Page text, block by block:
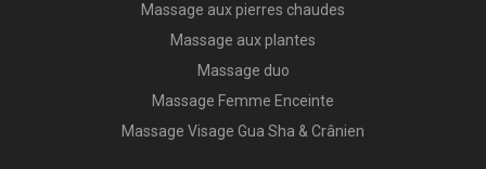
Massage aux pierres chaudes
Massage aux plantes
Massage duo
Massage Femme Enceinte
Massage Visage Gua Sha & Crânien